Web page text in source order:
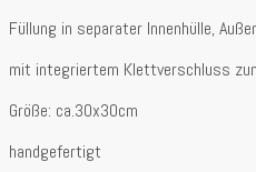
Füllung in separater Innenhülle,
mit integriertem Klettverschluss
Größe: ca.30x30cm
handgefertigt